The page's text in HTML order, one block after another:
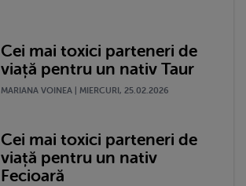
Cei mai toxici parteneri de
viață pentru un nativ Taur
MARIANA VOINEA | MIERCURI, 25.02.2026
Cei mai toxici parteneri de
viață pentru un nativ
Fecioară